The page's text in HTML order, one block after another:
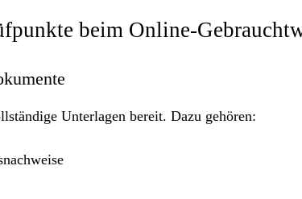
beim Online-
Unterlagen bereit. Dazu gehören: